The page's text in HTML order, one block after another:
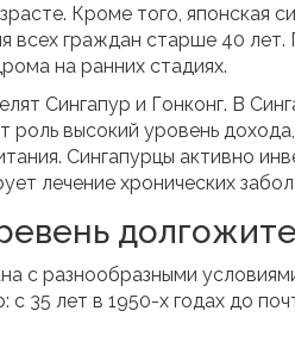
Кроме того, японская
всех граждан старше 40
на ранних стадиях.
Сингапур и Гонконг. В
роль высокий уровень
Сингапурцы активно
лечение хронических
с разнообразными
с 35 лет в 1950-х годах до